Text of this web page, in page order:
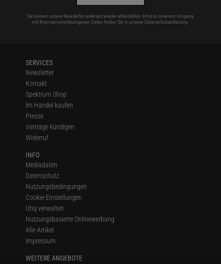
Sie können unsere Newsletter jederzeit wieder abbestellen. Infos zu unserem Umgang
mit Ihren personenbezogenen Daten finden Sie in unserer Datenschutzerklärung
SERVICES
Newsletter
Kontakt
Spektrum Shop
Im Handel kaufen
Presse
Verträge kündigen
Widerruf
INFO
Mediadaten
Datenschutz
Nutzungsbedingungen
Cookie-Einstellungen
Utiq verwalten
Nutzungsbasierte Onlinewerbung
Alle Artikel
Impressum
WEITERE ANGEBOTE